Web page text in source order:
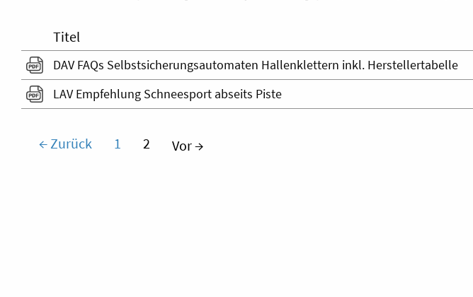
Titel
DAV FAQs Selbstsicherungsautomaten Hallenklettern inkl. Herstellertabelle
LAV Empfehlung Schneesport abseits Piste
← Zurück 1 2 (aktuell)
Vor →